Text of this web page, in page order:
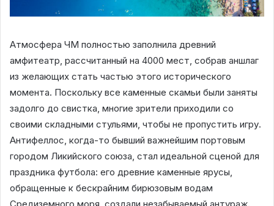
Атмосфера ЧМ полностью заполнила древний
амфитеатр, рассчитанный на 4000 мест, собрав аншлаг
из желающих стать частью этого исторического
момента. Поскольку все каменные скамьи были заняты
задолго до свистка, многие зрители приходили со
своими складными стульями, чтобы не пропустить игру.
Антифеллос, когда-то бывший важнейшим портовым
городом Ликийского союза, стал идеальной сценой для
праздника футбола: его древние каменные ярусы,
обращенные к бескрайним бирюзовым водам
Средиземного моря, создали незабываемый антураж.